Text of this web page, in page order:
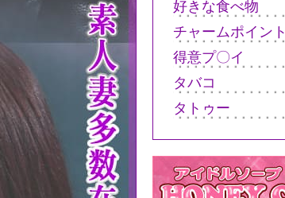
好きな食べ物
チャームポイント
得意プ〇イ
タバコ
タトゥー